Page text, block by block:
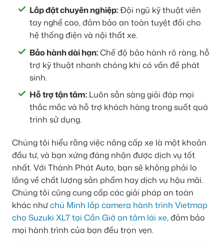
Lắp đặt chuyên nghiệp:Đội ngũ kỹ thuật viên
tay nghề cao, đảm bảo an toàn tuyệt đối cho
hệ thống điện và nội thất xe.
Bảo hành dài hạn:Chế độ bảo hành rõ ràng, hỗ
trợ kỹ thuật nhanh chóng khi có vấn đề phát
sinh.
Hỗ trợ tận tâm: Luôn sẵn sàng giải đáp mọi
thắc mắc và hỗ trợ khách hàng trong suốt quá
trình sử dụng.
Chúng tôi hiểu rằng việc nâng cấp xe là một khoản
đầu tư, và bạn xứng đáng nhận được dịch vụ tốt
nhất. Với Thành Phát Auto, bạn sẽ không phải lo
lắng về chất lượng sản phẩm hay dịch vụ hậu mãi.
Chúng tôi cũng cung cấp các giải pháp an toàn
khác nhưchú Minh lắp camera hành trình Vietmap
cho Suzuki XL7 tại Cần Giờ an tâm lái xe, đảm bảo
mọi hành trình của bạn đều trọn vẹn.